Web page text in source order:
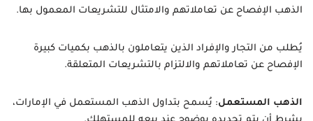
الذهب الإفصاح عن تعاملاتهم والامتثال للتشريعات المعمول بها.
يُطلب من التجار والإفراد الذين يتعاملون بالذهب بكميات كبيرة
الإفصاح عن تعاملاتهم والالتزام بالتشريعات المتعلقة.
الذهب المستعمل: يُسمح بتداول الذهب المستعمل في الإمارات،